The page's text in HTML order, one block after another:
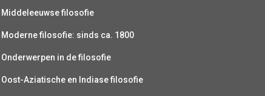
Middeleeuwse filosofie
Moderne filosofie: sinds ca. 1800
Onderwerpen in de filosofie
Oost-Aziatische en Indiase filosofie